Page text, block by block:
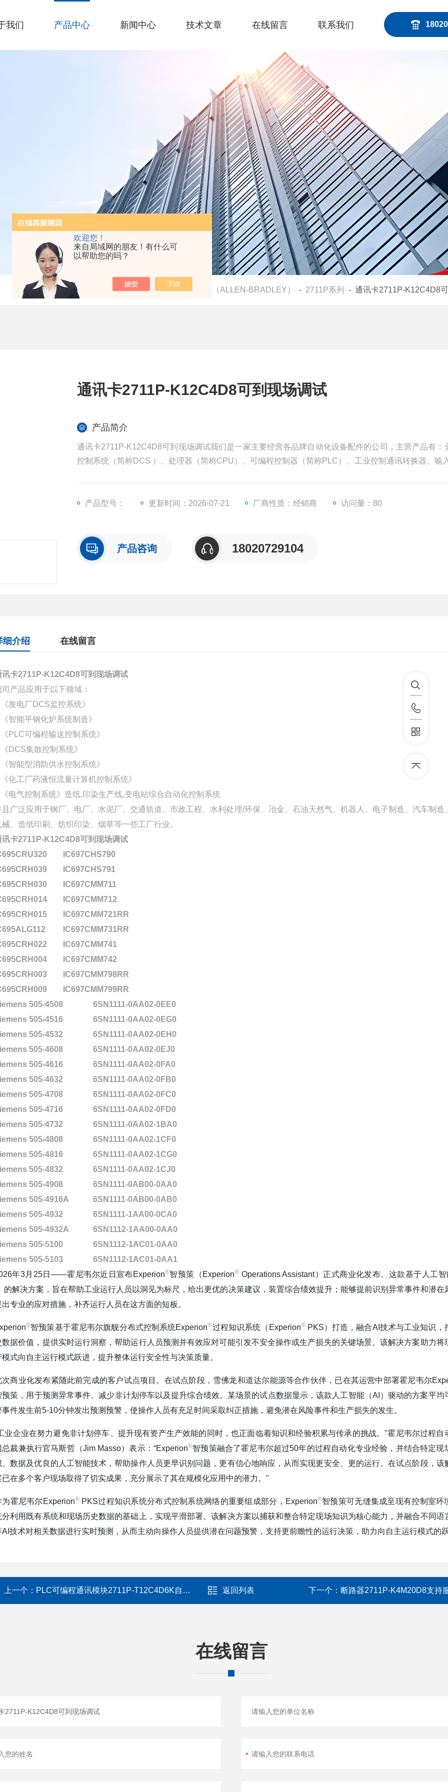
欢迎您！
来自局域网的朋友！有什么可
以帮助您的吗？
我们 产品中心 新闻中心 技术文章 在线留言 联系我们
当前位置：首页-产品中心- AB（ALLEN-BRADLEY） - 2711P系列 - 通讯卡2711P-K12C4D8
通讯卡2711P-K12C4D8可到现场调试
产品简介
通讯卡2711P-K12C4D8可到现场调试我们是一家主要经营各品牌自动化设备配件的公司，主营产品有：
控制系统（简称DCS ）、处理器（简称CPU）、可编程控制器（简称PLC）、工业控制通讯转换器、输
产品型号： 更新时间：2026-07-21 厂商性质：经销商 访问量：80
产品咨询 18020729104
细介绍 在线留言
讯卡2711P-K12C4D8可到现场调试
司产品应用于以下领域：
发电厂DCS监控系统》
智能平钢化炉系统制造》
PLC可编程输送控制系统》
DCS集散控制系统》
智能型消防供水控制系统》
化工厂药液恒流量计算机控制系统》
电气控制系统》造纸,印染生产线,变电站综合自动化控制系统
且广泛应用于钢厂、电厂、水泥厂、交通轨道、市政工程、水利处理/环保、冶金、石油天然气、机器人、电子制造、汽车制造
械、造纸印刷、纺织印染、烟草等一些工厂行业。
讯卡2711P-K12C4D8可到现场调试
IC697CHS790
IC697CHS791
IC697CMM711
IC697CMM712
IC697CMM721RR
IC697CMM731RR
IC697CMM741
IC697CMM742
IC697CMM798RR
IC697CMM799RR
505-4508
6SN1111-0AA02-0EE0
505-4516
6SN1111-0AA02-0EG0
505-4532
6SN1111-0AA02-0EH0
505-4608
6SN1111-0AA02-0EJ0
505-4616
6SN1111-0AA02-0FA0
505-4632
6SN1111-0AA02-0FB0
505-4708
6SN1111-0AA02-0FC0
505-4716
6SN1111-0AA02-0FD0
505-4732
6SN1111-0AA02-1BA0
505-4808
6SN1111-0AA02-1CF0
505-4816
6SN1111-0AA02-1CG0
505-4832
6SN1111-0AA02-1CJ0
505-4908
6SN1111-0AB00-0AA0
505-4916A
6SN1111-0AB00-0AB0
505-4932
6SN1111-1AA00-0CA0
505-4932A
6SN1112-1AA00-0AA0
505-5100
6SN1112-1AC01-0AA0
505-5103
6SN1112-1AC01-0AA1
年3月25日——霍尼韦尔近日宣布Experion®️智预策（Experion®️ Operations Assistant）正式商业化发布。这款基于人工
的解决方案，旨在帮助工业运行人员以洞见为标尺，给出更优的决策建议，装置综合绩效提升；能够提前识别异常事件和潜在
出专业的应对措施，补齐运行人员在这方面的短板。
®️智预策基于霍尼韦尔旗舰分布式控制系统Experion®️过程知识系统（Experion®️PKS）打造，融合AI技术与工业知识，
数据价值，提供实时运行洞察，帮助运行人员预测并有效应对可能引发不安全操作或生产损失的关键场景。该解决方案助力将
模式向自主运行模式跃进，提升整体运行安全性与决策质量。
次商业化发布紧随此前完成的客户试点项目。在试点阶段，雪佛龙和道达尔能源等合作伙伴，已在其运营中部署霍尼韦尔
预策，用于预测异常事件、减少非计划停车以及提升综合绩效。某场景的试点数据显示，该款人工智能（AI）驱动的方案平均
事件发生前5-10分钟发出预测预警，使操作人员有充足时间采取纠正措施，避免潜在风险事件和生产损失的发生。
业企业在努力避免非计划停车、提升现有资产生产效能的同时，也正面临着知识和经验积累与传承的挑战。"霍尼韦尔过程自
总裁兼执行官马斯哲（Jim Masso）表示：“Experion®️智预策融合了霍尼韦尔超过50年的过程自动化专业经验，并结合特定现
、数据及优良的人工智能技术，帮助操作人员更早识别问题，更有信心地响应，从而实现更安全、更的运行。在试点阶段，该
已在多个客户现场取得了切实成果，充分展示了其在规模化应用中的潜力。"
为霍尼韦尔Experion®️PKS过程知识系统分布式控制系统网络的重要组成部分，Experion®️智预策可无缝集成至现有控制室环
分利用既有系统和现场历史数据的基础上，实现平滑部署。该解决方案以捕获和整合特定现场知识为核心能力，并融合不同语
AI技术对相关数据进行实时预测，从而主动向操作人员提供潜在问题预警，支持更前瞻性的运行决策，助力向自主运行模式的
上一个： PLC可编程通讯模块2711P-T12C4D6K自适应控制 返回列表 下一个： 断路器2711P-K4M20D8支持
在线留言